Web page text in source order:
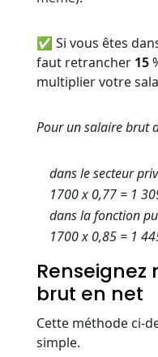
✅ Si vous êtes
faut retrancher 15
multiplier votre
Pour un salaire brut
dans le secteur
1700 x 0,77 = 1
dans la fonction
1700 x 0,85 = 1
brut en net
Cette méthode ci-
simple.